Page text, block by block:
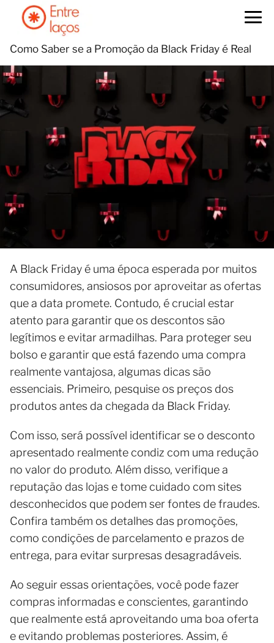
Como Saber se a Promoção da Black Friday é Real
A Black Friday é uma época esperada por muitos
consumidores, ansiosos por aproveitar as ofertas
que a data promete. Contudo, é crucial estar
atento para garantir que os descontos são
legítimos e evitar armadilhas. Para proteger seu
bolso e garantir que está fazendo uma compra
realmente vantajosa, algumas dicas são
essenciais. Primeiro, pesquise os preços dos
produtos antes da chegada da Black Friday.
Com isso, será possível identificar se o desconto
apresentado realmente condiz com uma redução
no valor do produto. Além disso, verifique a
reputação das lojas e tome cuidado com sites
desconhecidos que podem ser fontes de fraudes.
Confira também os detalhes das promoções,
como condições de parcelamento e prazos de
entrega, para evitar surpresas desagradáveis.
Ao seguir essas orientações, você pode fazer
compras informadas e conscientes, garantindo
que realmente está aproveitando uma boa oferta
e evitando problemas posteriores. Assim, é